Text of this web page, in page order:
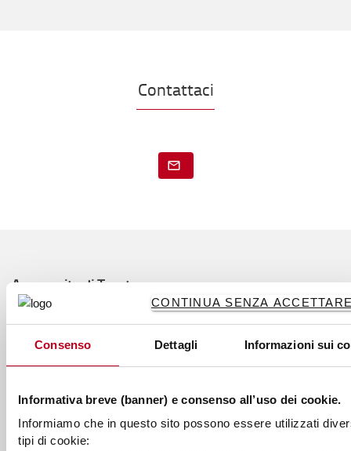
CONTINUA SENZA
Consenso Dettagli Informazioni sui
Informativa breve (banner) e consenso all’uso dei cookie.
Informiamo che in questo sito possono essere utilizzati
tipi di cookie:
Contattaci
A proposito di Toyota
Chi siamo
Perchè acquistare Toyota
Toyota Production System
Sostenibilità